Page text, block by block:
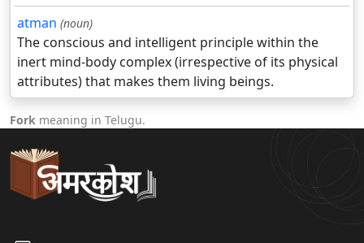
atman (noun)
The conscious and intelligent principle within the
inert mind-body complex (irrespective of its physical
attributes) that makes them living beings.
Fork meaning in Telugu.